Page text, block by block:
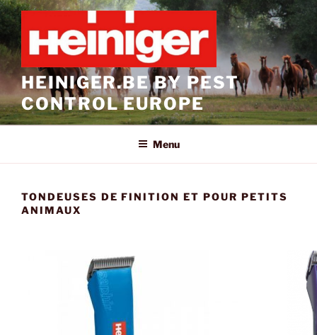
Aller
au
contenu
principal
HEINIGER.BE BY PEST
CONTROL EUROPE
Menu
TONDEUSES DE FINITION ET POUR PETITS
ANIMAUX